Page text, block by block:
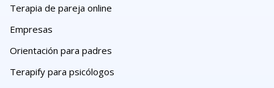
Terapia de pareja online
Empresas
Orientación para padres
Terapify para psicólogos